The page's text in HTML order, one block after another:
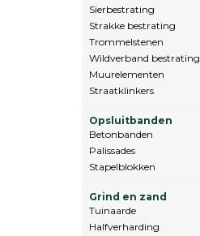
Sierbestrating
Strakke bestrating
Trommelstenen
Wildverband bestrating
Muurelementen
Straatklinkers
Opsluitbanden
Betonbanden
Palissades
Stapelblokken
Grind en zand
Tuinaarde
Halfverharding